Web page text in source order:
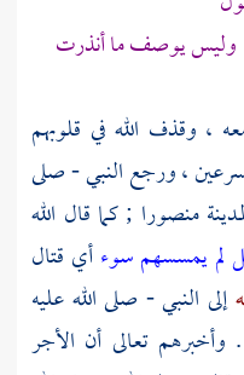
يوصف ما أنذرت
، وقذف الله في قلوبهم
، ورجع النبي - صلى
منصورا ; كما قال الله
لم يمسسهم سوءأي قتال
إلى النبي - صلى الله عليه
تعالى أن الأجر